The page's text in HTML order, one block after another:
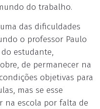
do trabalho.
das dificuldades
o professor Paulo
estudante,
de permanecer na
objetivas para
mas se esse
na escola por falta de